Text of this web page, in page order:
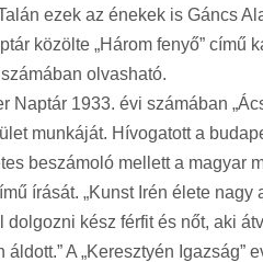
ezek az énekek is Gáncs
közölte „Három fenyő” című
olvasható.
1933. évi számában
munkáját. Hívogatott a
beszámoló mellett a magyar
írását. „Kunst Irén élete
kész férfit és nőt, aki
A „Keresztyén